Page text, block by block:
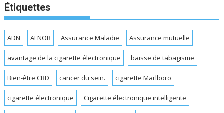
Étiquettes
ADN AFNOR Assurance Maladie Assurance mutuelle
avantage de la cigarette électronique baisse de tabagisme
Bien-être CBD cancer du sein. cigarette Marlboro
cigarette électronique Cigarette électronique intelligente